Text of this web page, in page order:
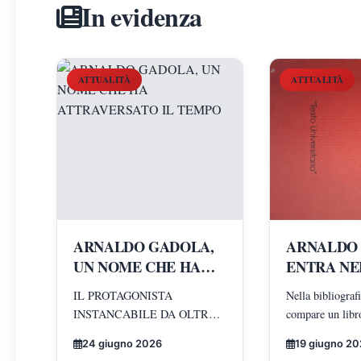
In evidenza
ATTUALITÀ
ARNALDO GADOLA,
UN NOME CHE HA
ATTRAVERSATO IL
TEMPO
IL PROTAGONISTA
INSTANCABILE DA OLTRE
BRECCIA
24 giugno 2026
ATTUALITÀ
ENTRA
STORIA:
LAUREA
LIBRO
Nella
compare un
scrittura di un
19 giugno